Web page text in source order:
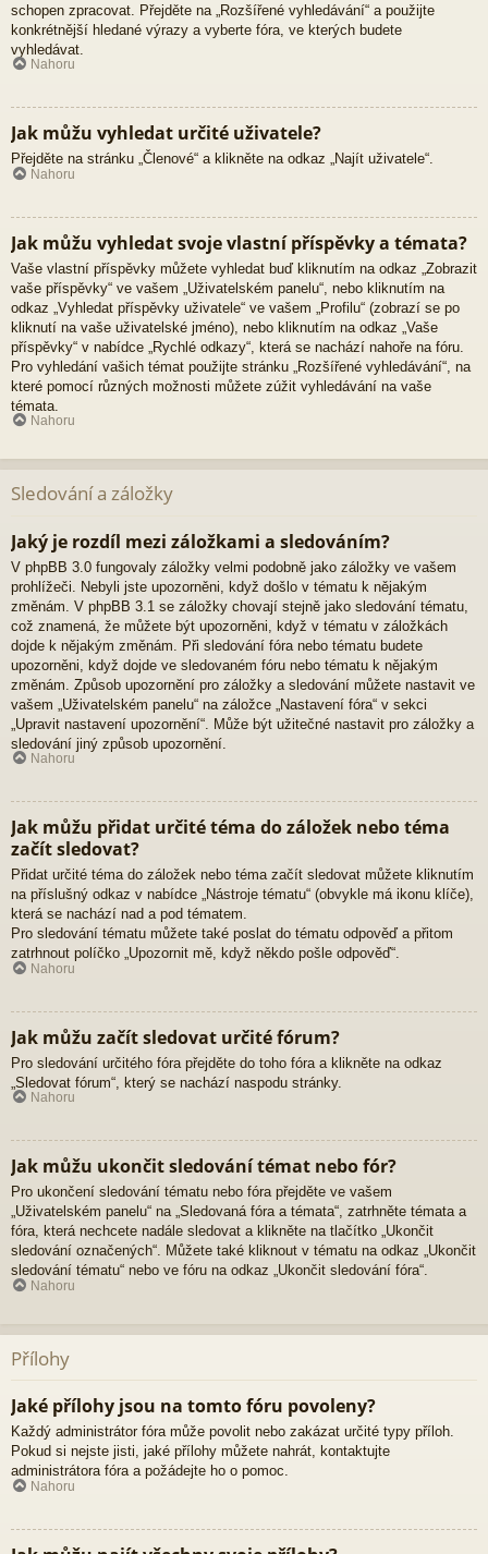
schopen zpracovat. Přejděte na „Rozšířené vyhledávání“ a použijte
konkrétnější hledané výrazy a vyberte fóra, ve kterých budete
vyhledávat.
Nahoru
Jak můžu vyhledat určité uživatele?
Přejděte na stránku „Členové“ a klikněte na odkaz „Najít uživatele“.
Nahoru
Jak můžu vyhledat svoje vlastní příspěvky a témata?
Vaše vlastní příspěvky můžete vyhledat buď kliknutím na odkaz „Zobrazit
vaše příspěvky“ ve vašem „Uživatelském panelu“, nebo kliknutím na
odkaz „Vyhledat příspěvky uživatele“ ve vašem „Profilu“ (zobrazí se po
kliknutí na vaše uživatelské jméno), nebo kliknutím na odkaz „Vaše
příspěvky“ v nabídce „Rychlé odkazy“, která se nachází nahoře na fóru.
Pro vyhledání vašich témat použijte stránku „Rozšířené vyhledávání“, na
které pomocí různých možnosti můžete zúžit vyhledávání na vaše
témata.
Nahoru
Sledování a záložky
Jaký je rozdíl mezi záložkami a sledováním?
V phpBB 3.0 fungovaly záložky velmi podobně jako záložky ve vašem
prohlížeči. Nebyli jste upozorněni, když došlo v tématu k nějakým
změnám. V phpBB 3.1 se záložky chovají stejně jako sledování tématu,
což znamená, že můžete být upozorněni, když v tématu v záložkách
dojde k nějakým změnám. Při sledování fóra nebo tématu budete
upozorněni, když dojde ve sledovaném fóru nebo tématu k nějakým
změnám. Způsob upozornění pro záložky a sledování můžete nastavit ve
vašem „Uživatelském panelu“ na záložce „Nastavení fóra“ v sekci
„Upravit nastavení upozornění“. Může být užitečné nastavit pro záložky a
sledování jiný způsob upozornění.
Nahoru
Jak můžu přidat určité téma do záložek nebo téma
začít sledovat?
Přidat určité téma do záložek nebo téma začít sledovat můžete kliknutím
na příslušný odkaz v nabídce „Nástroje tématu“ (obvykle má ikonu klíče),
která se nachází nad a pod tématem.
Pro sledování tématu můžete také poslat do tématu odpověď a přitom
zatrhnout políčko „Upozornit mě, když někdo pošle odpověď“.
Nahoru
Jak můžu začít sledovat určité fórum?
Pro sledování určitého fóra přejděte do toho fóra a klikněte na odkaz
„Sledovat fórum“, který se nachází naspodu stránky.
Nahoru
Jak můžu ukončit sledování témat nebo fór?
Pro ukončení sledování tématu nebo fóra přejděte ve vašem
„Uživatelském panelu“ na „Sledovaná fóra a témata“, zatrhněte témata a
fóra, která nechcete nadále sledovat a klikněte na tlačítko „Ukončit
sledování označených“. Můžete také kliknout v tématu na odkaz „Ukončit
sledování tématu“ nebo ve fóru na odkaz „Ukončit sledování fóra“.
Nahoru
Přílohy
Jaké přílohy jsou na tomto fóru povoleny?
Každý administrátor fóra může povolit nebo zakázat určité typy příloh.
Pokud si nejste jisti, jaké přílohy můžete nahrát, kontaktujte
administrátora fóra a požádejte ho o pomoc.
Nahoru